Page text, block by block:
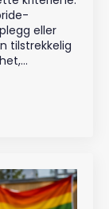
eller
tilstrekkelig